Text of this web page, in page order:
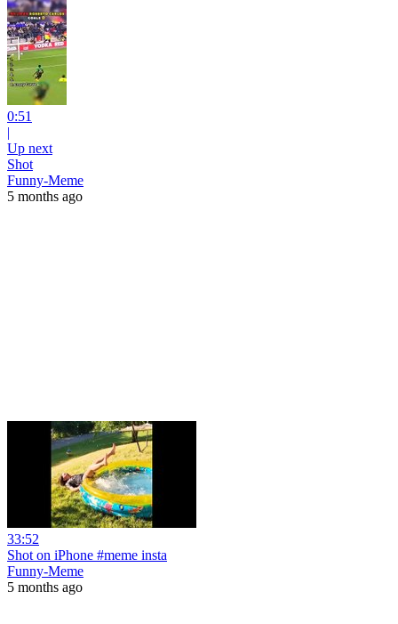
0:51
|
Up next
Shot
Funny-Meme
5 months ago
33:52
Shot on iPhone #meme insta
Funny-Meme
5 months ago